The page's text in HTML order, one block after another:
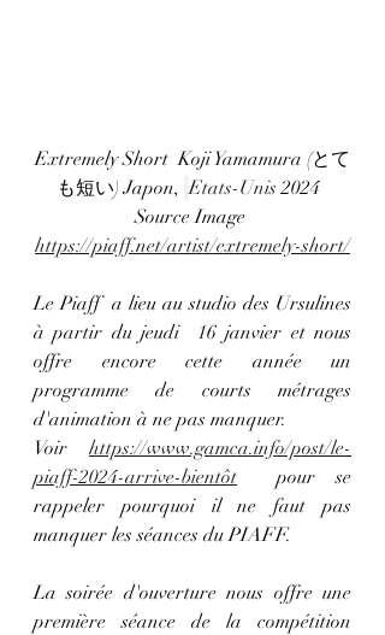
Extremely Short  Koji Yamamura (とて
も短い) Japon, Etats-Unis 2024
Source Image
https://piaff.net/artist/extremely-short/
Le Piaff  a lieu au studio des Ursulines
à partir du jeudi  16 janvier et nous
offre encore cette année un
programme de courts métrages
d'animation à ne pas manquer.
Voir https://www.gamca.info/post/le-
piaff-2024-arrive-bientôt pour se
rappeler pourquoi il ne faut pas
manquer les séances du PIAFF.
La soirée d'ouverture nous offre une
première séance de la compétition